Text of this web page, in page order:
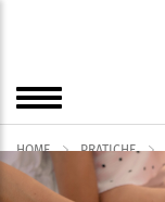
HOME PRATICHE